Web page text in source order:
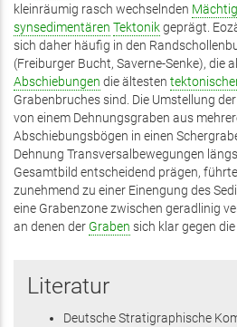
kleinräumig rasch wechselnden
synsedimentären Tektonikgeprägt.
sich daher häufig in den
(Freiburger Bucht, Saverne-Senke), die
Abschiebungen die ältesten
Grabenbruches sind. Die Umstellung
von einem Dehnungsgraben aus
Abschiebungsbögen in einen
Dehnung Transversalbewegungen
Gesamtbild entscheidend prägen,
zunehmend zu einer Einengung des
eine Grabenzone zwischen geradlinig
an denen der Graben sich klar gegen
Literatur
Deutsche Stratigraphische